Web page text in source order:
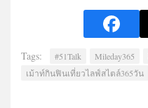
Tags: #51Talk Mileday365
เม้าท์กินฟินเที่ยวไลฟ์สไตล์365วัน